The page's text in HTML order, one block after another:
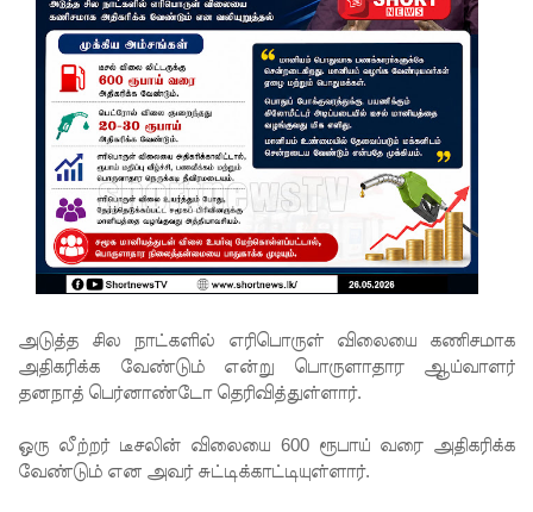
கடிதம்!
இரு
ஆண்டுக
ள் இலக்கு
நிர்ணயிக்
கப்பட்ட
டெங்கு
வேலைத்
திட்டம் -
நளிந்த
அடுத்த சில நாட்களில் எரிபொருள் விலையைகணிசமாக
அதிகரிக்க வேண்டும் என்று பொருளாதார ஆய்வாளர்
தனநாத் பெர்னாண்டோ தெரிவித்துள்ளார்.
ஒரு லீற்றர் டீசலின் விலையை 600 ரூபாய் வரை அதிகரிக்க
வேண்டும் என அவர் சுட்டிக்காட்டியுள்ளார்.